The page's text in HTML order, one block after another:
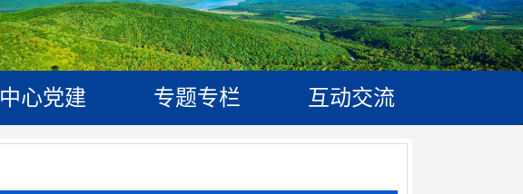
中心党建 专题专栏 互动交流